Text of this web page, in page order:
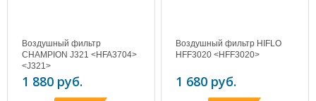
Воздушный фильтр
CHAMPION J321 <HFA3704>
<J321>
1 880 руб.
Воздушный фильтр HIFLO
HFF3020 <HFF3020>
1 680 руб.